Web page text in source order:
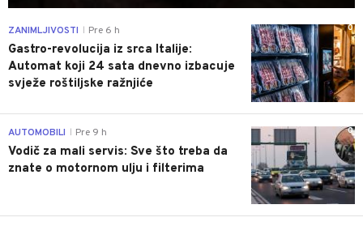
0
ZANIMLJIVOSTI Pre 6 h
Gastro-revolucija iz srca Italije:
Automat koji 24 sata dnevno izbacuje
svježe roštiljske ražnjiće
0
AUTOMOBILI Pre 9 h
Vodič za mali servis: Sve što treba da
znate o motornom ulju i filterima